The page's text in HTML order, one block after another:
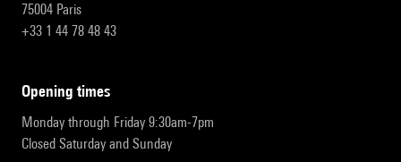
75004 Paris
+33 1 44 78 48 43
opening times
Monday through Friday 9:30am-7pm
Closed Saturday and Sunday